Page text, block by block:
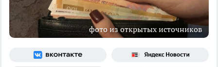
фото из открытых источников